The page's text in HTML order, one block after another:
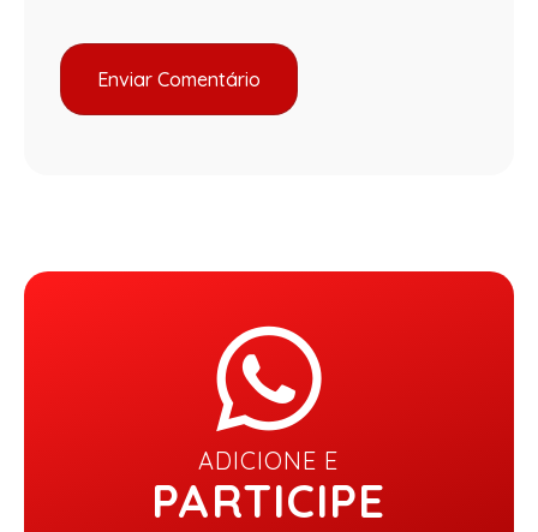
ADICIONE E
PARTICIPE